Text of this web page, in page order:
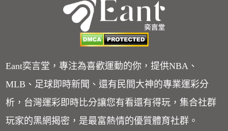
Eant奕言堂，專注為喜歡運動的你，提供NBA、
MLB、足球即時新聞、還有民間大神的專業運彩分
析，台灣運彩即時比分讓您有看還有得玩，集合社群
玩家的黑網揭密，是最富熱情的優質體育社群。